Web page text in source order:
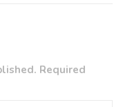
Required